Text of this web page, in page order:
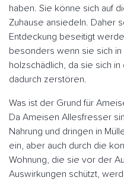
haben. Sie könne sich auf
Zuhause ansiedeln. Daher
Entdeckung beseitigt
besonders wenn sie sich
holzschädlich, da sie sich
dadurch zerstören.
Was ist der Grund für
Da Ameisen Allesfresser
Nahrung und dringen in
ein, aber auch durch die
Wohnung, die sie vor der
Auswirkungen schützt,